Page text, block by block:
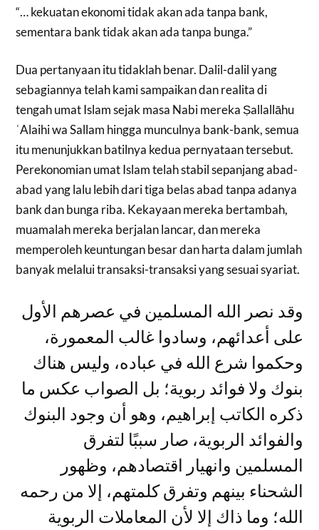
“… kekuatan ekonomi tidak akan ada tanpa bank,
sementara bank tidak akan ada tanpa bunga.”
Dua pertanyaan itu tidaklah benar. Dalil-dalil yang
sebagiannya telah kami sampaikan dan realita di
tengah umat Islam sejak masa Nabi mereka Ṣallallāhu
ʿAlaihi wa Sallam hingga munculnya bank-bank, semua
itu menunjukkan batilnya kedua pernyataan tersebut.
Perekonomian umat Islam telah stabil sepanjang abad-
abad yang lalu lebih dari tiga belas abad tanpa adanya
bank dan bunga riba. Kekayaan mereka bertambah,
muamalah mereka berjalan lancar, dan mereka
memperoleh keuntungan besar dan harta dalam jumlah
banyak melalui transaksi-transaksi yang sesuai syariat.
وقد نصر الله المسلمين في عصرهم الأول
على أعدائهم، وسادوا غالب المعمورة،
وحكموا شرع الله في عباده، وليس هناك
بنوك ولا فوائد ربوية؛ بل الصواب عكس ما
ذكره الكاتب إبراهيم، وهو أن وجود البنوك
والفوائد الربوية، صار سببًا لتفرق
المسلمين وانهيار اقتصادهم، وظهور
الشحناء بينهم وتفرق كلمتهم، إلا من رحمه
الله؛ وما ذاك إلا لأن المعاملات الربوية